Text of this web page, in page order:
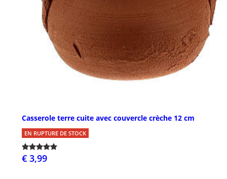
Casserole terre cuite avec couvercle crèche 12 cm
EN RUPTURE DE STOCK
€ 3,99